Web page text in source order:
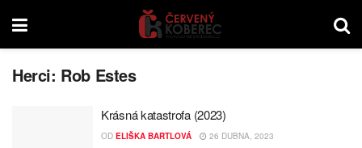
Herci: Rob Estes
Krásná katastrofa (2023)
OD ELIŠKA BARTLOVÁ 26 DUBNA, 2023